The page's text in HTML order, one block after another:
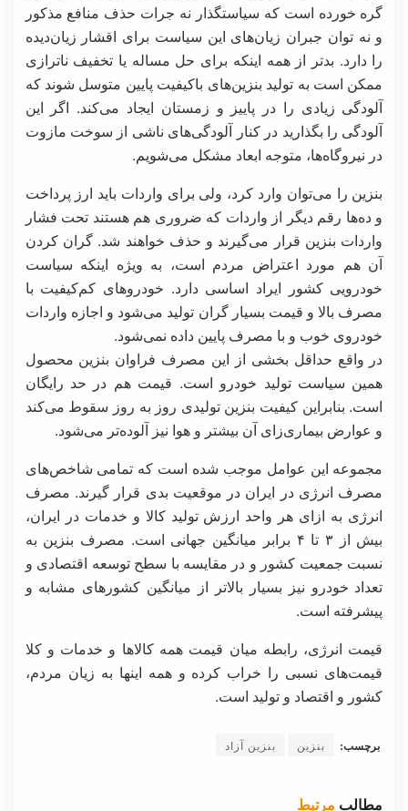
گره خورده است که سیاستگذار نه جرات حذف منافع مذکور
و نه توان جبران زیان‌های این سیاست برای اقشار زیان‌دیده
را دارد. بدتر از همه اینکه برای حل مساله یا تخفیف ناترازی
ممکن است به تولید بنزین‌های باکیفیت پایین متوسل شوند که
آلودگی زیادی را در پاییز و زمستان ایجاد می‌کند. اگر این
آلودگی را بگذارید در کنار آلودگی‌های ناشی از سوخت مازوت
در نیروگاه‌ها، متوجه ابعاد مشکل می‌شویم.
بنزین را می‌توان وارد کرد، ولی برای واردات باید ارز پرداخت
و ده‌ها رقم دیگر از واردات که ضروری هم هستند تحت فشار
واردات بنزین قرار می‌گیرند و حذف خواهند شد. گران کردن
آن هم مورد اعتراض مردم است، به ویژه اینکه سیاست
خودرویی کشور ایراد اساسی دارد. خودروهای کم‌کیفیت با
مصرف بالا و قیمت بسیار گران تولید می‌شود و اجازه واردات
خودروی خوب و با مصرف پایین داده نمی‌شود.
در واقع حداقل بخشی از این مصرف فراوان بنزین محصول
همین سیاست تولید خودرو است. قیمت هم در حد رایگان
است. بنابراین کیفیت بنزین تولیدی روز به روز سقوط می‌کند
و عوارض بیماری‌زای آن بیشتر و هوا نیز آلوده‌تر می‌شود.
مجموعه این عوامل موجب شده است که تمامی شاخص‌های
مصرف انرژی در ایران در موقعیت بدی قرار گیرند. مصرف
انرژی به ازای هر واحد ارزش تولید کالا و خدمات در ایران،
بیش از ۳ تا ۴ برابر میانگین جهانی است. مصرف بنزین به
نسبت جمعیت کشور و در مقایسه با سطح توسعه اقتصادی و
تعداد خودرو نیز بسیار بالاتر از میانگین کشورهای مشابه و
پیشرفته است.
قیمت انرژی، رابطه میان قیمت همه کالاها و خدمات و کلا
قیمت‌های نسبی را خراب کرده و همه اینها به زیان مردم،
کشور و اقتصاد و تولید است.
برچسب: بنزین بنزین آزاد
مطالب مرتبط